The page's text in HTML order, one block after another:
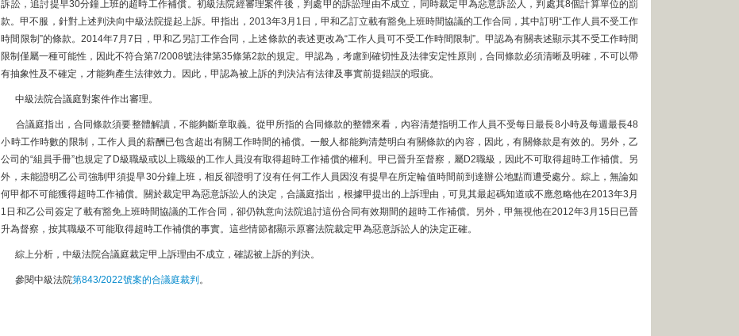
訴訟，追討提早30分鐘上班的超時工作補償。初級法院經審理案件後，判處甲的訴訟理由不成立，同時裁定甲為惡意訴訟人，判處其8個計算單位的罰
款。甲不服，針對上述判決向中級法院提起上訴。甲指出，2013年3月1日，甲和乙訂立載有豁免上班時間協議的工作合同，其中訂明“工作人員不受工作
時間限制”的條款。2014年7月7日，甲和乙另訂工作合同，上述條款的表述更改為“工作人員可不受工作時間限制”。甲認為有關表述顯示其不受工作時間
限制僅屬一種可能性，因此不符合第7/2008號法律第35條第2款的規定。甲認為，考慮到確切性及法律安定性原則，合同條款必須清晰及明確，不可以帶
有抽象性及不確定，才能夠產生法律效力。因此，甲認為被上訴的判決沾有法律及事實前提錯誤的瑕疵。
中級法院合議庭對案件作出審理。
合議庭指出，合同條款須要整體解讀，不能夠斷章取義。從甲所指的合同條款的整體來看，內容清楚指明工作人員不受每日最長8小時及每週最長48
小時工作時數的限制，工作人員的薪酬已包含超出有關工作時間的補償。一般人都能夠清楚明白有關條款的內容，因此，有關條款是有效的。另外，乙
公司的“組員手冊”也規定了D級職級或以上職級的工作人員沒有取得超時工作補償的權利。甲已晉升至督察，屬D2職級，因此不可取得超時工作補償。另
外，未能證明乙公司強制甲須提早30分鐘上班，相反卻證明了沒有任何工作人員因沒有提早在所定輪值時間前到達辦公地點而遭受處分。綜上，無論如
何甲都不可能獲得超時工作補償。關於裁定甲為惡意訴訟人的決定，合議庭指出，根據甲提出的上訴理由，可見其最起碼知道或不應忽略他在2013年3月
1日和乙公司簽定了載有豁免上班時間協議的工作合同，卻仍執意向法院追討這份合同有效期間的超時工作補償。另外，甲無視他在2012年3月15日已晉
升為督察，按其職級不可能取得超時工作補償的事實。這些情節都顯示原審法院裁定甲為惡意訴訟人的決定正確。
綜上分析，中級法院合議庭裁定甲上訴理由不成立，確認被上訴的判決。
參閱中級法院第843/2022號案的合議庭裁判 。